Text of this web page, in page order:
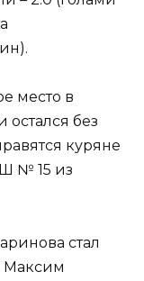
место в
остался без
куряне
№ 15 из
стал
Максим